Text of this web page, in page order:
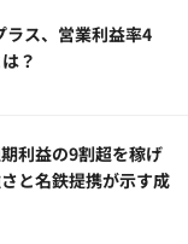
ラス、営業利益率4
？
利益の9割超を稼げ
と名鉄提携が示す成